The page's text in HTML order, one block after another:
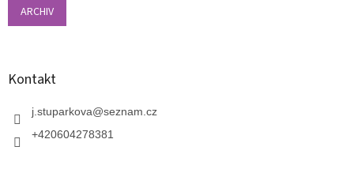
ARCHIV
Kontakt
j.stuparkova@seznam.cz
+420604278381